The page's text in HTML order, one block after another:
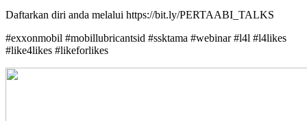
Daftarkan diri anda melalui https://bit.ly/PERTAABI_TALKS
#exxonmobil #mobillubricantsid #ssktama #webinar #l4l #l4likes
#like4likes #likeforlikes